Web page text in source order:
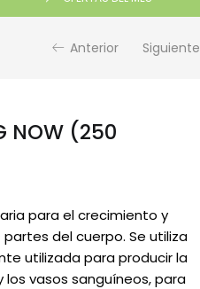
Anterior Siguiente
NOW (250
para el crecimiento y
del cuerpo. Se utiliza
utilizada para producir la
vasos sanguíneos, para